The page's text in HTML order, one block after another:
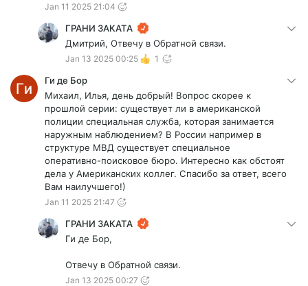
Jan 11 2025 21:04
ГРАНИ ЗАКАТА
Дмитрий, Отвечу в Обратной связи.
Jan 13 2025 00:25 1
Ги де Бор
Михаил, Илья, день добрый! Вопрос скорее к
прошлой серии: существует ли в американской
полиции специальная служба, которая занимается
наружным наблюдением? В России например в
структуре МВД существует специальное
оперативно-поисковое бюро. Интересно как обстоят
дела у Американских коллег. Спасибо за ответ, всего
Вам наилучшего!)
Jan 11 2025 21:47
ГРАНИ ЗАКАТА
Ги де Бор,
Отвечу в Обратной связи.
Jan 13 2025 00:27